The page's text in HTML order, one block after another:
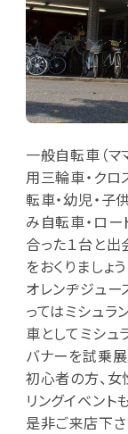
一般自転車（マ
用三輪車・クロ
転車・幼児・子
み自転車・ロー
合った１台と
をおくりましょう
オレンヂジュー
ってはミシュラ
車としてミシュ
バナーを試乗展
初心者の方、
リングイベン
是非ご来店下さ